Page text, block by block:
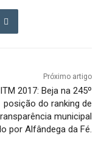
Próximo artigo
ITM 2017: Beja na 245º
posição do ranking de
municipal
por Alfândega da Fé.